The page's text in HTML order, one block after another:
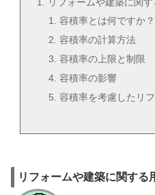
容積率とは何ですか？
容積率の計算方法
容積率の上限と制限
容積率の影響
容積率を考慮したリ
リフォームや建築に関する